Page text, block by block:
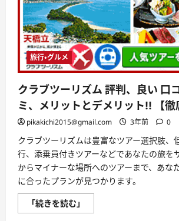
メ
リ
ッ
ト
と
デ
メ
リ
ッ
ト!!
【徹
底
解
に
い
て
さ
ら
に
読
旅行・グルメ
クラブツーリズム 評判、良い 口
ミ、メリットとデメリット!! 【徹
pikakichi2015@gmail.com 3年前 0
クラブツーリズムは豊富なツアー選択肢、
行、添乗員付きツアーなどであなたの旅を
からマイナーな場所へのツアーまで、あな
に合ったプランが見つかります。
「続きを読む」
ラ